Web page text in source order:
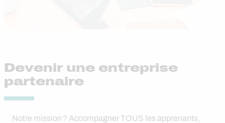
Devenir une entreprise
partenaire
Notre mission ? Accompagner TOUS les apprenants,